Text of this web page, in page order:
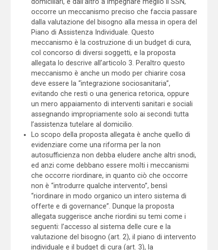
occorre un meccanismo preciso che faccia passare
dalla valutazione del bisogno alla messa in opera del
Piano di Assistenza Individuale. Questo
meccanismo è la costruzione di un budget di cura,
col concorso di diversi soggetti, e la proposta
allegata lo descrive all’articolo 3. Peraltro questo
meccanismo è anche un modo per chiarire cosa
deve essere la “integrazione sociosanitaria”,
evitando che resti o una generica retorica, oppure
un mero appaiamento di interventi sanitari e sociali
assegnando impropriamente solo ai secondi tutta
l’assistenza tutelare al domicilio.
Lo scopo della proposta allegata è anche quello di
evidenziare come una riforma per la non
autosufficienza non debba eludere anche altri snodi,
ed anzi come debbano essere molti i meccanismi
che occorre riordinare, in quanto ciò che occorre
non è “introdurre qualche intervento”, bensì
“riordinare in modo organico un intero sistema di
offerte e di governance”. Dunque la proposta
allegata suggerisce anche riordini su temi come i
seguenti: l’accesso al sistema delle cure e la
valutazione del bisogno (art. 2), il piano di intervento
individuale e il budget di cura (art. 3), la